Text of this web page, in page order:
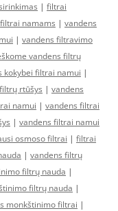
| filtrai
filtrai namams | vandens
| vandens filtravimo
vandens filtrų
kokybei filtrai namui |
rtūšys | vandens
namui | vandens filtrai
| vandens filtrai namui
osmoso filtrai | filtrai
| vandens filtrų
filtrų nauda |
filtrų nauda |
monkštinimo filtrai |